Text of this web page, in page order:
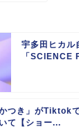
宇多田ヒカル
「SCIENCE
つき」がTiktok
て【ショー...